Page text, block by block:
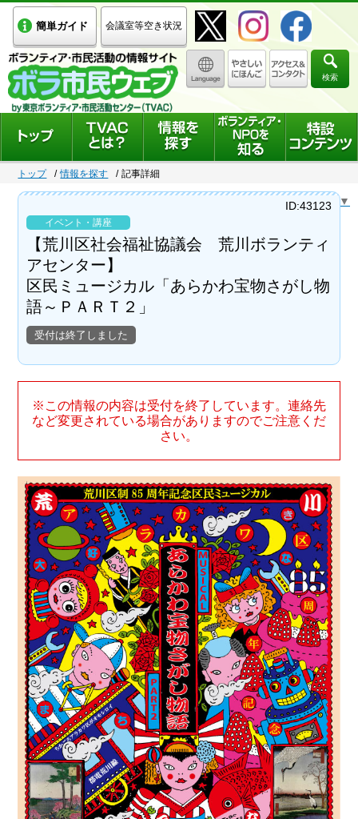
簡単ガイド 会議室等空き状況
検索
トップ 情報を探す 記事詳細
Select Language ▼
イベント・講座
【荒川区社会福祉協議会 荒川ボランティ
アセンター】
区民ミュージカル「あらかわ宝物さがし物
語～ＰＡＲＴ２」
受付は終了しました
ID:43123
※この情報の内容は受付を終了しています。連絡先
など変更されている場合がありますのでご注意くだ
さい。